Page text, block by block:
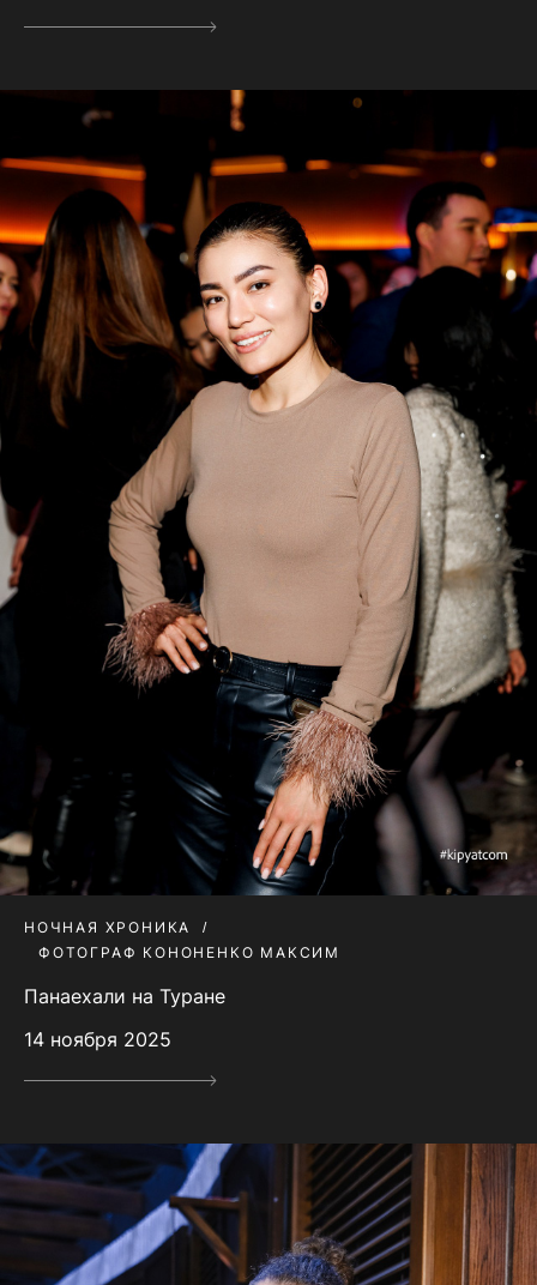
НОЧНАЯ ХРОНИКА
ФОТОГРАФ КОНОНЕНКО МАКСИМ
Панаехали на Туране
14 ноября 2025